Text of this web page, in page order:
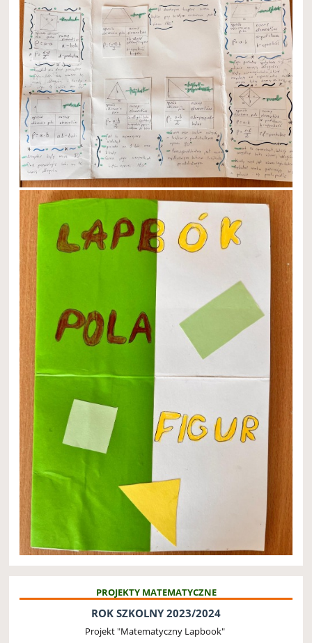
PROJEKTY MATEMATYCZNE
ROK SZKOLNY 2023/2024
Projekt "Matematyczny Lapbook"